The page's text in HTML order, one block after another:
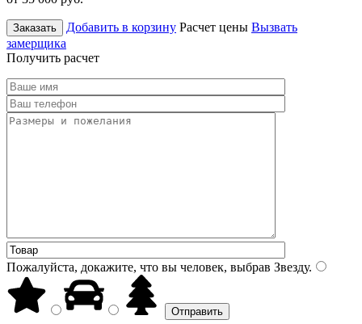
Заказать Добавить в корзину Расчет цены Вызвать
замерщика
Получить расчет
Пожалуйста, докажите, что вы человек, выбрав Звезду.